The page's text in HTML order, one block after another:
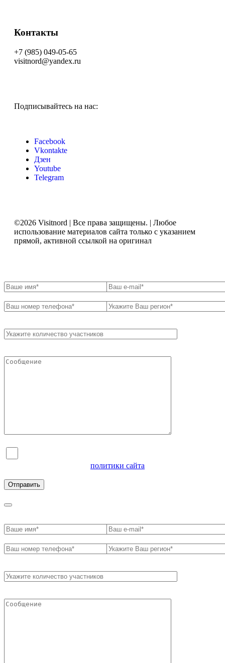
Контакты
+7 (985) 049-05-65
visitnord@yandex.ru
Подписывайтесь на нас:
Facebook
Vkontakte
Дзен
Youtube
Telegram
©2026 Visitnord | Все права защищены. | Любое
использование материалов сайта только с указанием
прямой, активной ссылкой на оригинал
политики сайта